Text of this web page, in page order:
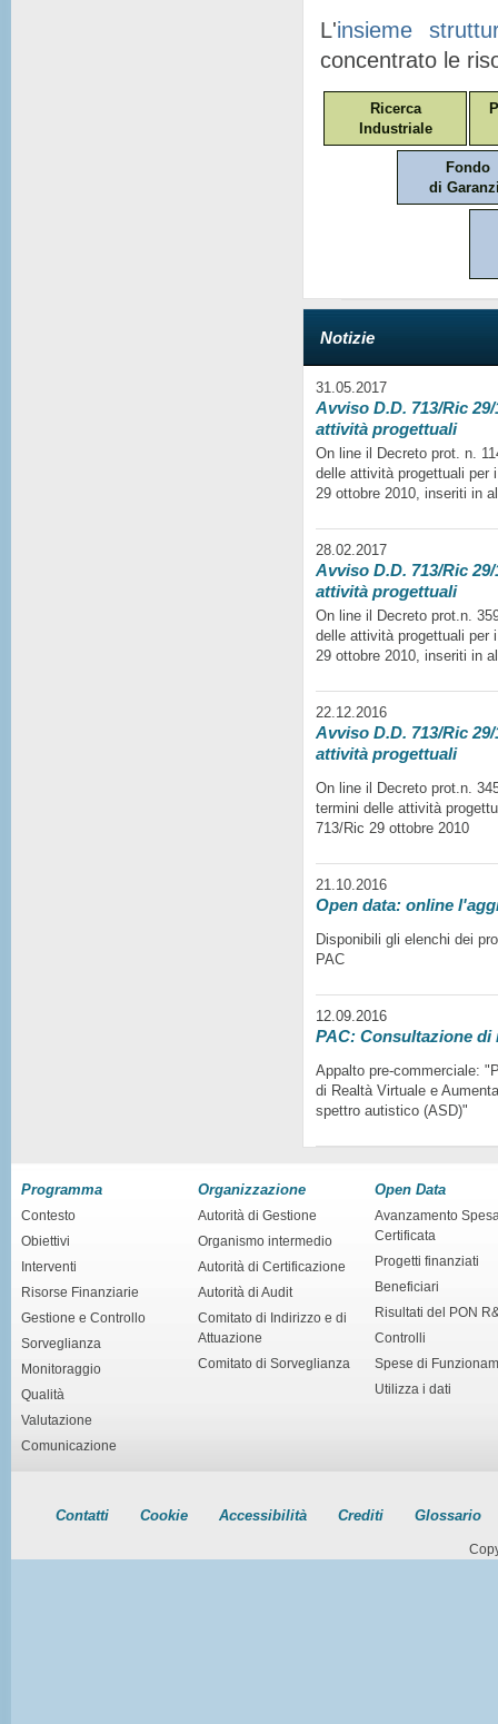
L'insieme
concentrato le
Ricerca
Industriale
Fondo
di
Notizie
31.05.2017
Avviso D.D. 713/Ric
attività progettuali
On line il Decreto prot. n.
delle attività progettuali per
29 ottobre 2010, inseriti in
28.02.2017
Avviso D.D. 713/Ric
attività progettuali
On line il Decreto prot.n.
delle attività progettuali per
29 ottobre 2010, inseriti in
22.12.2016
Avviso D.D. 713/Ric
attività progettuali
On line il Decreto prot.n.
termini delle attività
713/Ric 29 ottobre 2010
21.10.2016
Open data: online
Disponibili gli elenchi dei
PAC
12.09.2016
PAC: Consultazione di
Appalto pre-commerciale:
di Realtà Virtuale e
spettro autistico (ASD)"
Programma
Contesto
Obiettivi
Interventi
Risorse Finanziarie
Gestione e Controllo
Sorveglianza
Monitoraggio
Qualità
Valutazione
Comunicazione
Organizzazione
Autorità di Gestione
Organismo intermedio
Autorità di Certificazione
Autorità di Audit
Comitato di Indirizzo e di
Attuazione
Comitato di Sorveglianza
Open Data
Avanzamento
Certificata
Progetti finanziati
Beneficiari
Risultati del PON
Controlli
Spese di
Utilizza i dati
Contatti Cookie Accessibilità Crediti Glossario